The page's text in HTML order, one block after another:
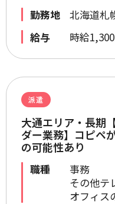
勤務地
北海道札
給与
時給
派遣
大通エリア・長期
ダー業務】コピペ
の可能性あり
職種
事務
その他テ
オフィス